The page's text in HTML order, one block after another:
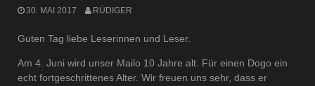
30. MAI 2017 RÜDIGER
Guten Tag liebe Leserinnen und Leser.
Am 4. Juni wird unser Mailo 10 Jahre alt. Für einen Dogo ein
echt fortgeschrittenes Alter. Wir freuen uns sehr, dass er